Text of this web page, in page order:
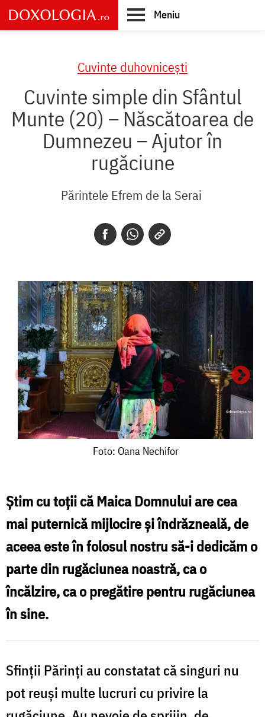
Skip
to
main
Meniu
Cuvinte duhovnicești
Cuvinte simple din Sfântul
Munte (20) – Născătoarea de
Dumnezeu – Ajutor în
rugăciune
Părintele Efrem de la Serai
Foto: Oana Nechifor
Ştim cu toţii că Maica Domnului are cea
mai puternică mijlocire şi îndrăzneală, de
aceea este în folosul nostru să-i dedicăm o
parte din rugăciunea noastră, ca o
încălzire, ca o pregătire pentru rugăciunea
în sine.
Sfinţii Părinţi au constatat că singuri nu
pot reuşi multe lucruri cu privire la